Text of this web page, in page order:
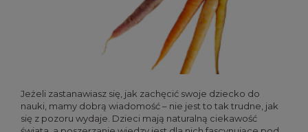
Jeżeli zastanawiasz się, jak zachęcić swoje dziecko do
nauki, mamy dobrą wiadomość – nie jest to tak trudne, jak
się z pozoru wydaje. Dzieci mają naturalną ciekawość